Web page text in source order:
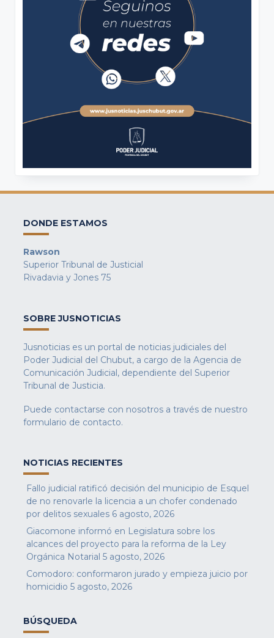
DONDE ESTAMOS
Rawson
Superior Tribunal de Justicial
Rivadavia y Jones 75
SOBRE JUSNOTICIAS
Jusnoticias es un portal de noticias judiciales del
Poder Judicial del Chubut, a cargo de la Agencia de
Comunicación Judicial, dependiente del Superior
Tribunal de Justicia.
Puede contactarse con nosotros a través de nuestro
formulario de contacto.
NOTICIAS RECIENTES
Fallo judicial ratificó decisión del municipio de Esquel
de no renovarle la licencia a un chofer condenado
por delitos sexuales 6 agosto, 2026
Giacomone informó en Legislatura sobre los
alcances del proyecto para la reforma de la Ley
Orgánica Notarial 5 agosto, 2026
Comodoro: conformaron jurado y empieza juicio por
homicidio 5 agosto, 2026
BÚSQUEDA